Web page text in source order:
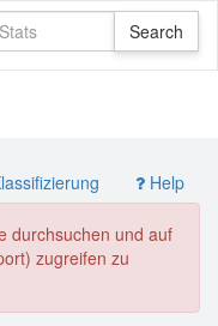
Help
durchsuchen und auf
zugreifen zu